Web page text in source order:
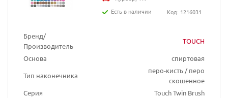
Бренд/
Производитель
TOUCH
Основа
спиртовая
Тип наконечника
перо-кисть / перо
скошенное
Серия
Touch Twin Brush
Есть в наличии
Код: 1216031